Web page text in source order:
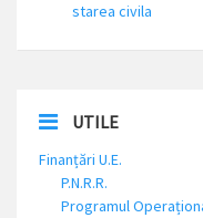
starea civila
UTILE
Finanțări U.E.
P.N.R.R.
Programul